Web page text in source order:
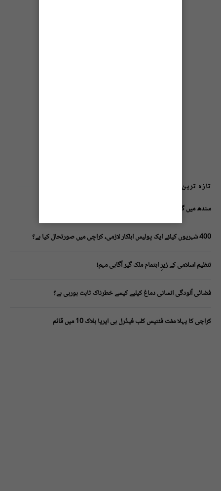
تازہ ترین پوسٹس
سندھ میں گاڑیوں کی انشورنس لازمی قرار
400 شہریوں کیلئے ایک پولیس اہلکار لازمی، کراچی میں صورتحال کیا ہے؟
تنظیم اسلامی کے زیرِ اہتمام ملک گیر آگاہی مہم!
فضائی آلودگی انسانی دماغ کیلیے کیسے خطرناک ثابت ہورہی ہے؟
کراچی کا پہلا مفت فٹنیس کلب فیڈرل بی ایریا بلاک 10 میں قائم